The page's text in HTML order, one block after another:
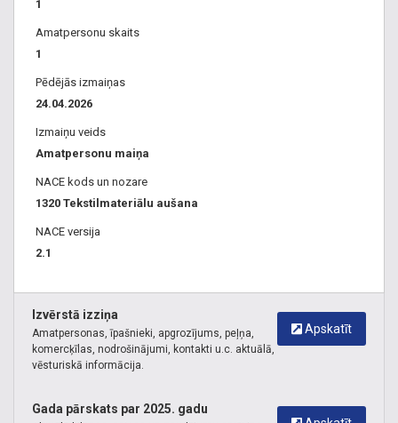
1
Amatpersonu skaits
1
Pēdējās izmaiņas
24.04.2026
Izmaiņu veids
Amatpersonu maiņa
NACE kods un nozare
1320 Tekstilmateriālu aušana
NACE versija
2.1
Apskatīt
Izvērstā izziņa
Amatpersonas, īpašnieki, apgrozījums, peļņa,
komercķīlas, nodrošinājumi, kontakti u.c. aktuālā,
vēsturiskā informācija.
Gada pārskats par 2025. gadu